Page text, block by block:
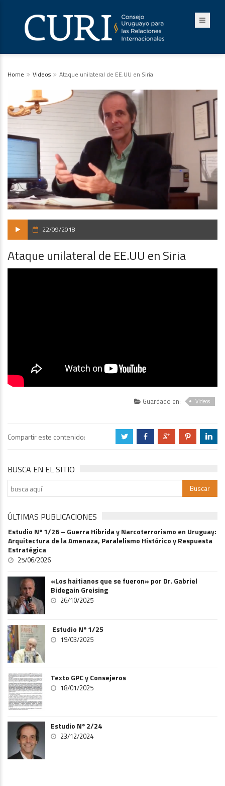
Home Videos Ataque unilateral de EE.UU en Siria
22/09/2018
Ataque unilateral de EE.UU en Siria
Guardado en: Videos
Compartir este contenido: a b c d j
BUSCA EN EL SITIO
ÚLTIMAS PUBLICACIONES
Estudio Nº 1/26 – Guerra Hibrida y Narcoterrorismo en Uruguay:
Arquitectura de la Amenaza, Paralelismo Histórico y Respuesta
Estratégica
25/06/2026
«Los haitianos que se fueron» por Dr. Gabriel
Bidegain Greising
26/10/2025
Estudio Nº 1/25
19/03/2025
Texto GPC y Consejeros
18/01/2025
Estudio Nº 2/24
23/12/2024